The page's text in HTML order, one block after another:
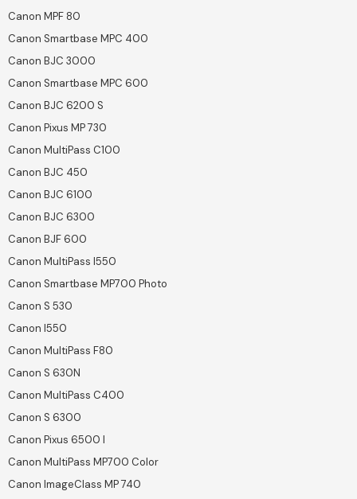
Canon MPF 80
Canon Smartbase MPC 400
Canon BJC 3000
Canon Smartbase MPC 600
Canon BJC 6200 S
Canon Pixus MP 730
Canon MultiPass C100
Canon BJC 450
Canon BJC 6100
Canon BJC 6300
Canon BJF 600
Canon MultiPass I550
Canon Smartbase MP700 Photo
Canon S 530
Canon I550
Canon MultiPass F80
Canon S 630N
Canon MultiPass C400
Canon S 6300
Canon Pixus 6500 I
Canon MultiPass MP700 Color
Canon ImageClass MP 740